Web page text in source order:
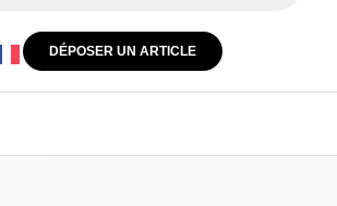
DÉPOSER UN ARTICLE